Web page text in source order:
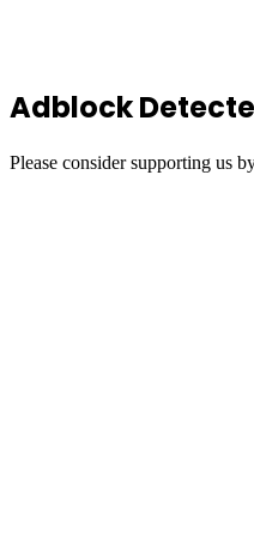
Adblock
Please consider supporting us